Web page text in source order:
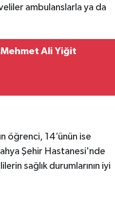
ambulanslarla ya da
Mehmet Ali Yiğit
öğrenci, 14’ünün ise
Şehir Hastanesi'nde
sağlık durumlarının iyi